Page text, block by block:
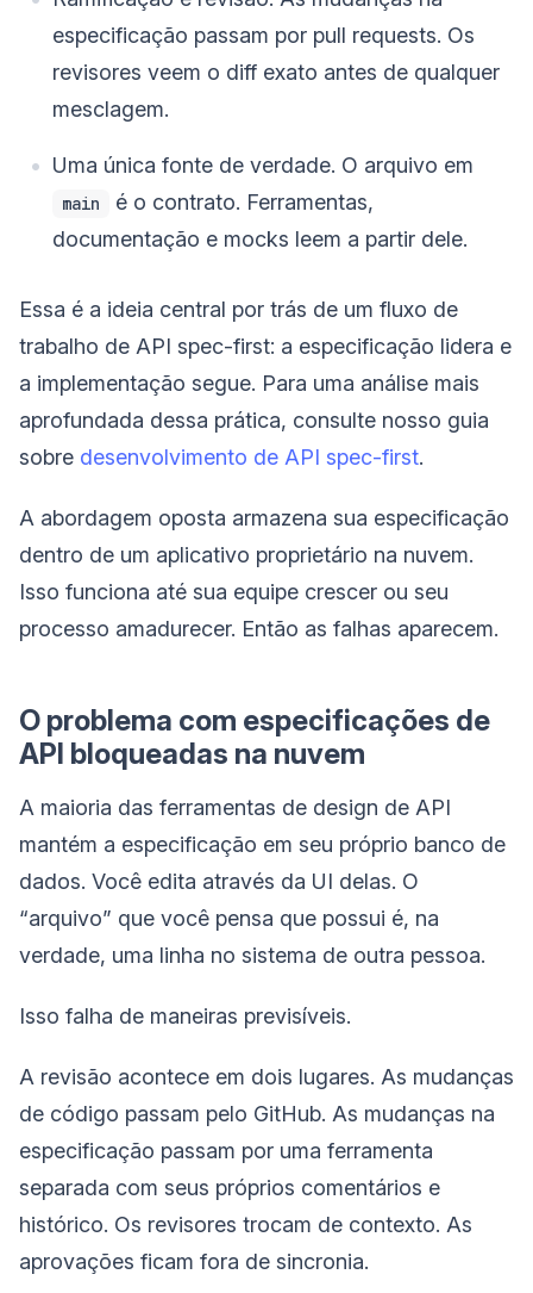
especificação passam por pull requests. Os
revisores veem o diff exato antes de qualquer
mesclagem.
Uma única fonte de verdade. O arquivo em
main
é o contrato. Ferramentas,
documentação e mocks leem a partir dele.
Essa é a ideia central por trás de um fluxo de
trabalho de API spec-first: a especificação lidera e
a implementação segue. Para uma análise mais
aprofundada dessa prática, consulte nosso guia
sobre desenvolvimento de API spec-first.
A abordagem oposta armazena sua especificação
dentro de um aplicativo proprietário na nuvem.
Isso funciona até sua equipe crescer ou seu
processo amadurecer. Então as falhas aparecem.
O problema com especificações de
API bloqueadas na nuvem
A maioria das ferramentas de design de API
mantém a especificação em seu próprio banco de
dados. Você edita através da UI delas. O
“arquivo” que você pensa que possui é, na
verdade, uma linha no sistema de outra pessoa.
Isso falha de maneiras previsíveis.
A revisão acontece em dois lugares. As mudanças
de código passam pelo GitHub. As mudanças na
especificação passam por uma ferramenta
separada com seus próprios comentários e
histórico. Os revisores trocam de contexto. As
aprovações ficam fora de sincronia.